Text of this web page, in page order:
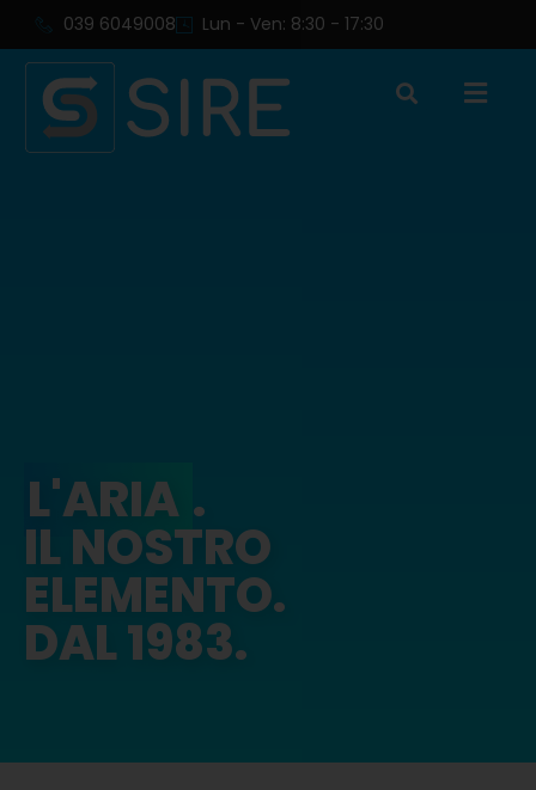
039 6049008 Lun - Ven: 8:30 - 17:30
L'ARIA .
IL NOSTRO
ELEMENTO.
DAL 1983.